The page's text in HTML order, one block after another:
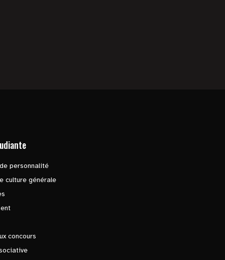
personnalité
culture générale
concours